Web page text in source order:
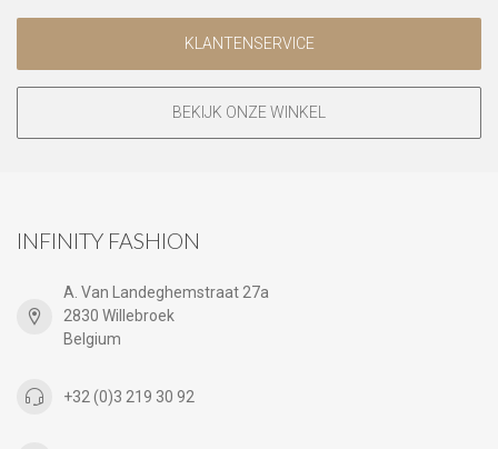
KLANTENSERVICE
BEKIJK ONZE WINKEL
INFINITY FASHION
A. Van Landeghemstraat 27a
2830 Willebroek
Belgium
+32 (0)3 219 30 92